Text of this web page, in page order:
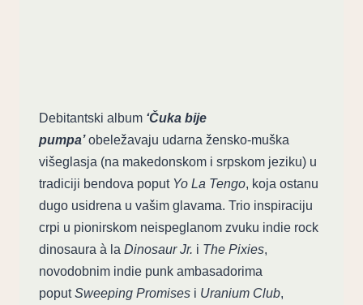
Debitantski album ‘Čuka bije
pumpa’obeležavaju udarna žensko-muška
višeglasja (na makedonskom i srpskom jeziku) u
tradiciji bendova poput Yo La Tengo, koja ostanu
dugo usidrena u vašim glavama. Trio inspiraciju
crpi u pionirskom neispeglanom zvuku indie rock
dinosaura à la Dinosaur Jr. i The Pixies,
novodobnim indie punk ambasadorima
poputSweeping Promises i Uranium Club,